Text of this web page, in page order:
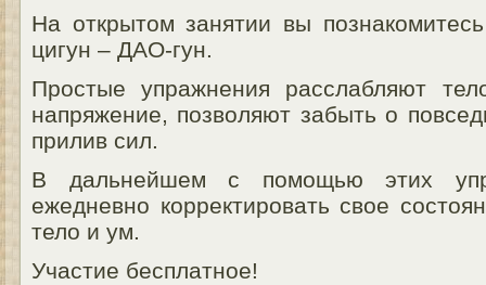
На открытом занятии вы
цигун – ДАО-гун.
Простые упражнения расслабляют
напряжение, позволяют забыть о
прилив сил.
В дальнейшем с помощью этих
ежедневно корректировать свое
тело и ум.
Участие бесплатное!